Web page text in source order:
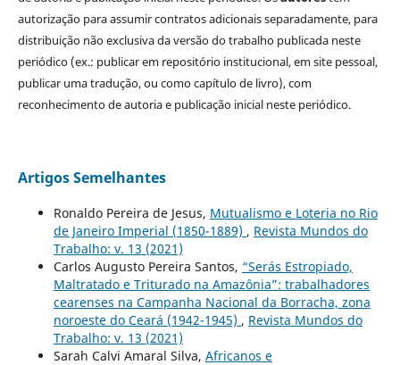
autorização para assumir contratos adicionais separadamente, para
distribuição não exclusiva da versão do trabalho publicada neste
periódico (ex.: publicar em repositório institucional, em site pessoal,
publicar uma tradução, ou como capítulo de livro), com
reconhecimento de autoria e publicação inicial neste periódico.
Artigos Semelhantes
Ronaldo Pereira de Jesus, Mutualismo e Loteria no Rio
de Janeiro Imperial (1850-1889) , Revista Mundos do
Trabalho: v. 13 (2021)
Carlos Augusto Pereira Santos, “Serás Estropiado,
Maltratado e Triturado na Amazônia”: trabalhadores
cearenses na Campanha Nacional da Borracha, zona
noroeste do Ceará (1942-1945) , Revista Mundos do
Trabalho: v. 13 (2021)
Sarah Calvi Amaral Silva, Africanos e